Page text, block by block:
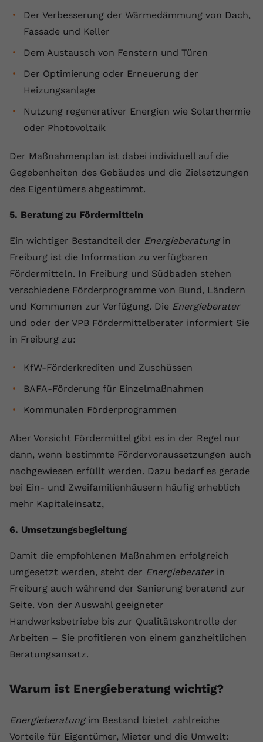
Der Verbesserung der Wärmedämmung von Dach,
Fassade und Keller
Dem Austausch von Fenstern und Türen
Der Optimierung oder Erneuerung der
Heizungsanlage
Nutzung regenerativer Energien wie Solarthermie
oder Photovoltaik
Der Maßnahmenplan ist dabei individuell auf die
Gegebenheiten des Gebäudes und die Zielsetzungen
des Eigentümers abgestimmt.
5. Beratung zu Fördermitteln
Ein wichtiger Bestandteil der Energieberatungin
Freiburg ist die Information zu verfügbaren
Fördermitteln. In Freiburg und Südbaden stehen
verschiedene Förderprogramme von Bund, Ländern
und Kommunen zur Verfügung. Die Energieberater
und oder der VPB Fördermittelberater informiert Sie
in Freiburg zu:
KfW-Förderkrediten und Zuschüssen
BAFA-Förderung für Einzelmaßnahmen
Kommunalen Förderprogrammen
Aber Vorsicht Fördermittel gibt es in der Regel nur
dann, wenn bestimmte Fördervoraussetzungen auch
nachgewiesen erfüllt werden. Dazu bedarf es gerade
bei Ein- und Zweifamilienhäusern häufig erheblich
mehr Kapitaleinsatz,
6. Umsetzungsbegleitung
Damit die empfohlenen Maßnahmen erfolgreich
umgesetzt werden, steht der Energieberaterin
Freiburg auch während der Sanierung beratend zur
Seite. Von der Auswahl geeigneter
Handwerksbetriebe bis zur Qualitätskontrolle der
Arbeiten – Sie profitieren von einem ganzheitlichen
Beratungsansatz.
Warum ist Energieberatung wichtig?
Energieberatungim Bestand bietet zahlreiche
Vorteile für Eigentümer, Mieter und die Umwelt: